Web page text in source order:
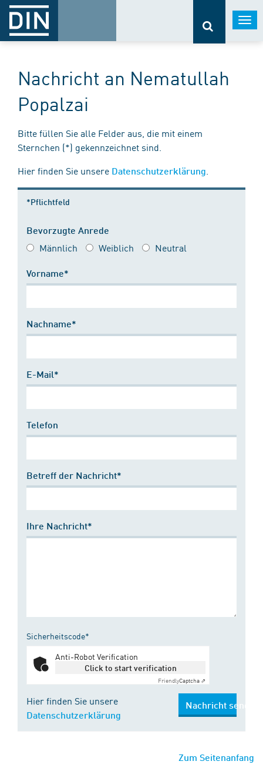
Nachricht an Nematullah
Popalzai
Bitte füllen Sie alle Felder aus, die mit einem
Sternchen (*) gekennzeichnet sind.
Hier finden Sie unsere Datenschutzerklärung
*Pflichtfeld
Bevorzugte Anrede
Männlich Weiblich Neutral
Vorname*
Nachname*
E-Mail*
Telefon
Betreff der Nachricht*
Ihre Nachricht*
Sicherheitscode*
Anti-Robot Verification
Click to start verification
FriendlyCaptcha ⇗
Hier finden Sie unsere
Datenschutzerklärung
Nachricht senden
Zum Seitenanfang